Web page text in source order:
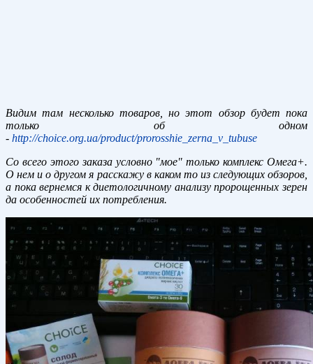
Видим там несколько товаров, но этот обзор будет пока
только об одном
- http://choice.org.ua/product/prorosshie_zerna_v_tubuse
Со всего этого заказа условно "мое" только комплекс Омега+.
О нем и о другом я расскажу в каком то из следующих обзоров,
а пока вернемся к диетологичному анализу пророщенных зерен
да особенностей их потребления.